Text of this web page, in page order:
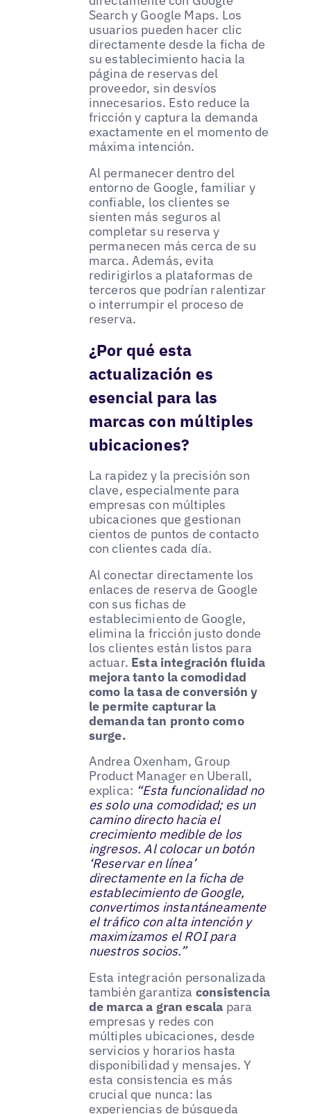
Search y Google Maps. Los
usuarios pueden hacer clic
directamente desde la ficha de
su establecimiento hacia la
página de reservas del
proveedor, sin desvíos
innecesarios. Esto reduce la
fricción y captura la demanda
exactamente en el momento de
máxima intención.
Al permanecer dentro del
entorno de Google, familiar y
confiable, los clientes se
sienten más seguros al
completar su reserva y
permanecen más cerca de su
marca. Además, evita
redirigirlos a plataformas de
terceros que podrían ralentizar
o interrumpir el proceso de
reserva.
¿Por qué esta
actualización es
esencial para las
marcas con múltiples
ubicaciones?
La rapidez y la precisión son
clave, especialmente para
empresas con múltiples
ubicaciones que gestionan
cientos de puntos de contacto
con clientes cada día.
Al conectar directamente los
enlaces de reserva de Google
con sus fichas de
establecimiento de Google,
elimina la fricción justo donde
los clientes están listos para
actuar. Esta integración fluida
mejora tanto la comodidad
como la tasa de conversión y
le permite capturar la
demanda tan pronto como
surge.
Andrea Oxenham, Group
Product Manager en Uberall,
explica: “Esta funcionalidad no
es solo una comodidad; es un
camino directo hacia el
crecimiento medible de los
ingresos. Al colocar un botón
‘Reservar en línea’
directamente en la ficha de
establecimiento de Google,
convertimos instantáneamente
el tráfico con alta intención y
maximizamos el ROI para
nuestros socios.”
Esta integración personalizada
también garantiza consistencia
de marca a gran escala para
empresas y redes con
múltiples ubicaciones, desde
servicios y horarios hasta
disponibilidad y mensajes. Y
esta consistencia es más
crucial que nunca: las
experiencias de búsqueda